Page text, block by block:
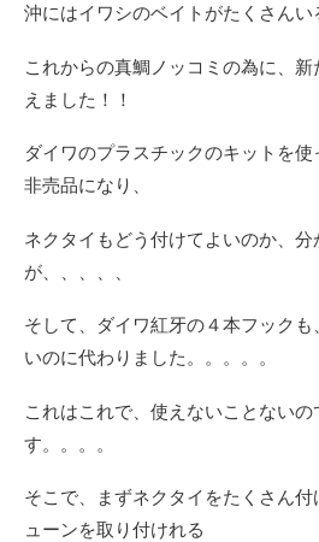
沖にはイワシのベイトがたくさんい
これからの真鯛ノッコミの為に、
えました！！
ダイワのプラスチックのキットを
非売品になり、
ネクタイもどう付けてよいのか、
が、、、、、
そして、ダイワ紅牙の４本フック
いのに代わりました。。。。。
これはこれで、使えないことないの
す。。。。
そこで、まずネクタイをたくさん
ューンを取り付けれる